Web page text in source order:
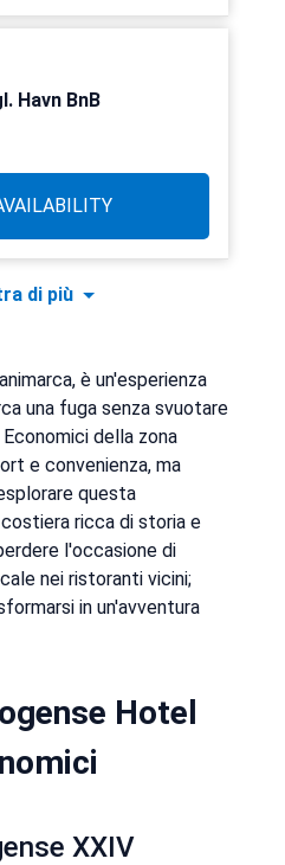
Havn BnB
di più
è un'esperienza
una fuga senza svuotare
della zona
e convenienza, ma
questa
ricca di storia e
l'occasione di
nei ristoranti vicini;
in un'avventura
Hotel
XXIV